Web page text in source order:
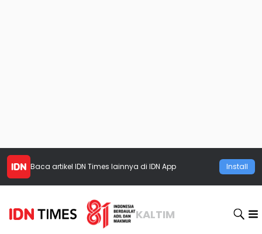
Baca artikel IDN Times lainnya di IDN App Install
KALTIM